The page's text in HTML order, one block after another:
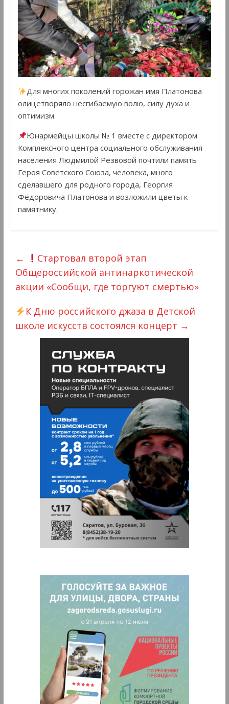
Для многих поколений горожан имя Платонова
олицетворяло несгибаемую волю, силу духа и
оптимизм.
Юнармейцы школы № 1 вместе с директором
Комплексного центра социального обслуживания
населения Людмилой Резвовой почтили память
Героя Советского Союза, человека, много
сделавшего для родного города, Георгия
Фёдоровича Платонова и возложили цветы к
памятнику.
←
Стартовал второй этап
Общероссийской антинаркотической
акции «Сообщи, где торгуют смертью»
К Дню российского джаза в Детской
школе искусств состоялся концерт →